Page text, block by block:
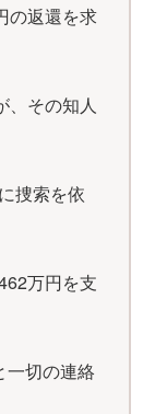
の返還を求
、その知人
捜索を依
万円を支
一切の連絡